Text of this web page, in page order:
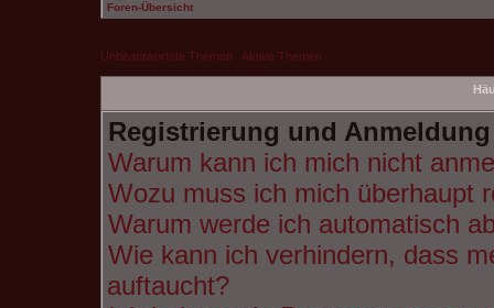
Foren-Übersicht
Unbeantwortete Themen Aktive Themen
Registrierung und Anmeldung
Warum kann ich mich nicht
Wozu muss ich mich überhaupt
Warum werde ich automatisch
Wie kann ich verhindern, dass
auftaucht?